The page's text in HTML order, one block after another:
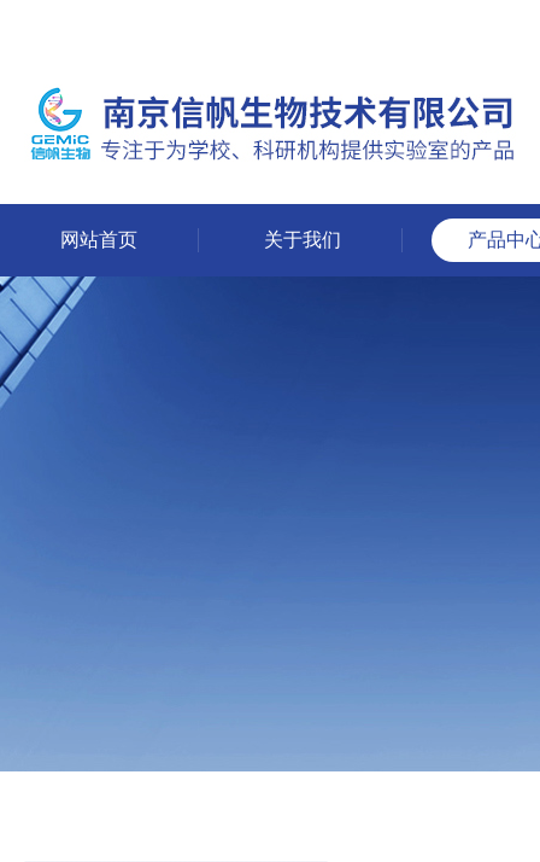
网站首页 关于我们 产品中